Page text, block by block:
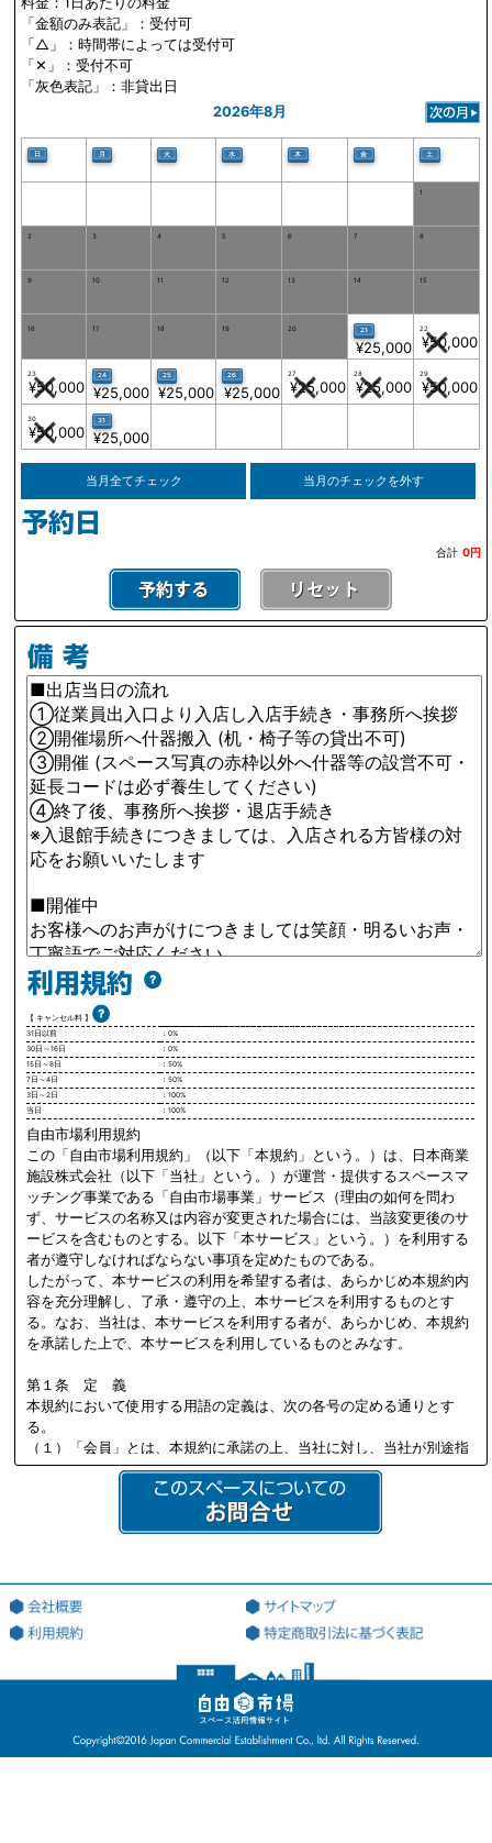
「金額のみ表記」：受付可
「△」：時間帯によっては受付可
「✕」：受付不可
「灰色表記」：非貸出日
2026年8月
日 月 火 水 木 金 土
1
2 3 4 5 6 7 8
9 10 11 12 13 14 15
16 17 18 19 20 21
¥25,000
22
¥50,000
23
¥50,000
24
¥25,000
25
¥25,000
26
¥25,000
27
¥25,000
28
¥25,000
29
¥50,000
30
¥50,000
31
¥25,000
当月全てチェック 当月のチェックを外す
合計 0円
【 キャンセル料 】
31日以前
：0%
30日～16日
：0%
15日～8日
：50%
7日～4日
：50%
3日～2日
：100%
当日
：100%
自由市場利用規約
この「自由市場利用規約」（以下「本規約」という。）は、日本商業
施設株式会社（以下「当社」という。）が運営・提供するスペースマ
ッチング事業である「自由市場事業」サービス（理由の如何を問わ
ず、サービスの名称又は内容が変更された場合には、当該変更後のサ
ービスを含むものとする。以下「本サービス」という。）を利用する
者が遵守しなければならない事項を定めたものである。
したがって、本サービスの利用を希望する者は、あらかじめ本規約内
容を充分理解し、了承・遵守の上、本サービスを利用するものとす
る。なお、当社は、本サービスを利用する者が、あらかじめ、本規約
を承諾した上で、本サービスを利用しているものとみなす。
第１条 定 義
本規約において使用する用語の定義は、次の各号の定める通りとす
る。
（１）「会員」とは、本規約に承諾の上、当社に対し、当社が別途指
定する必要書類を提供し、当社の定める審査を通過して、当社より会
員資格を付与され会員登録を行った法人又は個人を意味する。
（２）「本サイト」とは、会員が本サービスを利用する際に用いる、
本サービス専用のWEBサイト（ドメインアドレス：http://jiyu18.jp）
ことを希望する法人又は個人を意味する。
（４）「登録情報」とは、当社が指定した、本サービスを利用するた
（５）「利用契約」とは、第3条第4項に基づき、当社と会員の間で成
立する会員による本サービスの利用に関する契約を意味する。
（６）「知的財産権」とは、著作権、特許権、実用新案権、商標権、
意匠権その他の知的財産権（これらの権利を取得し、又はこれらの権
利につき登録等を出願する一切の権利を含む）を意味する。